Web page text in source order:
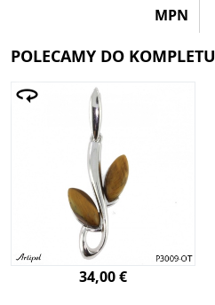
MPN
POLECAMY DO KOMPLETU
34,00 €